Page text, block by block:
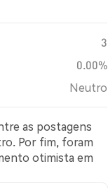
3
0.00%
Neutro
as postagens
Por fim, foram
otimista em